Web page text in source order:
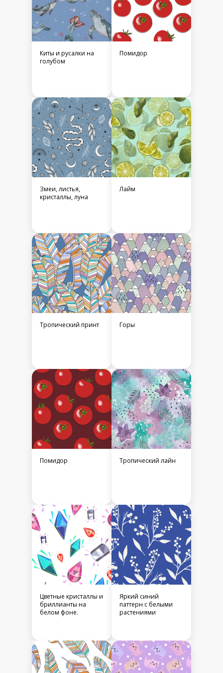
Киты и русалки на
голубом
Помидор
Змеи, листья,
кристаллы, луна
Лайм
Тропический принт Горы
Помидор Тропический лайн
Цветные кристаллы и
бриллианты на
белом фоне.
Яркий синий
паттерн с белыми
растениями